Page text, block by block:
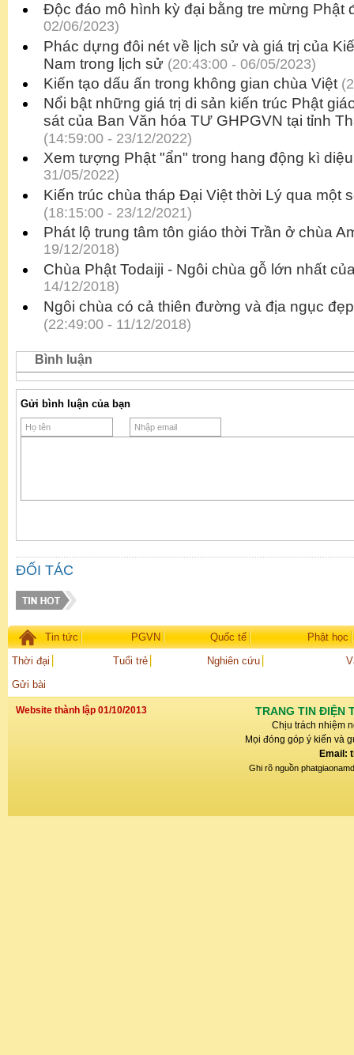
Độc đáo mô hình kỳ đại bằng tre mừng Phật
02/06/2023)
Phác dựng đôi nét về lịch sử và giá trị của
Nam trong lịch sử (20:43:00 - 06/05/2023)
Kiến tạo dấu ấn trong không gian chùa Việt
Nổi bật những giá trị di sản kiến trúc Phật
sát của Ban Văn hóa TƯ GHPGVN tại tỉnh
(14:59:00 - 23/12/2022)
Xem tượng Phật "ẩn" trong hang động kì diệu
31/05/2022)
Kiến trúc chùa tháp Ðại Việt thời Lý qua một
(18:15:00 - 23/12/2021)
Phát lộ trung tâm tôn giáo thời Trần ở chùa
19/12/2018)
Chùa Phật Todaiji - Ngôi chùa gỗ lớn nhất
14/12/2018)
Ngôi chùa có cả thiên đường và địa ngục
(22:49:00 - 11/12/2018)
Bình luận
Gửi bình luận của bạn
ĐỐI TÁC
Tin tức PGVN Quốc tế
Phật học
Thời đại
Tuổi trẻ Nghiên cứu
Gửi bài
Website thành lập 01/10/2013 TRANG TIN ĐIỆN
Chịu trách nhiệm
Mọi đóng góp ý kiến và
Email:
Ghi rõ nguồn